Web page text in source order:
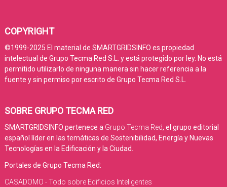
COPYRIGHT
©1999-2025 El material de SMARTGRIDSINFO es propiedad
intelectual de Grupo Tecma Red S.L. y está protegido por ley. No está
permitido utilizarlo de ninguna manera sin hacer referencia a la
fuente y sin permiso por escrito de Grupo Tecma Red S.L.
SOBRE GRUPO TECMA RED
SMARTGRIDSINFO pertenece a Grupo Tecma Red, el grupo editorial
español líder en las temáticas de Sostenibilidad, Energía y Nuevas
Tecnologías en la Edificación y la Ciudad.
Portales de Grupo Tecma Red:
CASADOMO - Todo sobre Edificios Inteligentes